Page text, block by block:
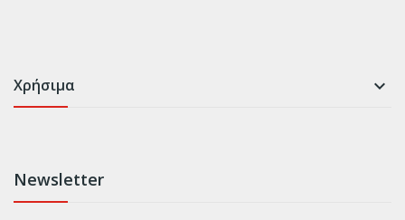
Χρήσιμα 
Newsletter